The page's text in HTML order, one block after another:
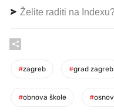
Želite raditi na
#zagreb #grad zagreb
#obnova škole #